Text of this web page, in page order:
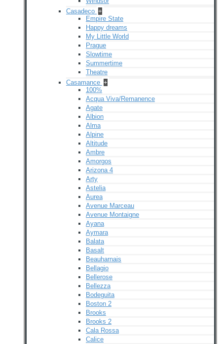
Casadeco +
Empire State
Happy dreams
My Little World
Prague
Slowtime
Summertime
Theatre
Casamance +
100%
Acqua Viva/Remanence
Agate
Albion
Alma
Alpine
Altitude
Ambre
Amorgos
Arizona 4
Arty
Astelia
Aurea
Avenue Marceau
Avenue Montaigne
Ayana
Aymara
Balata
Basalt
Beauharnais
Bellagio
Bellerose
Bellezza
Bodeguita
Boston 2
Brooks
Brooks 2
Cala Rossa
Calice